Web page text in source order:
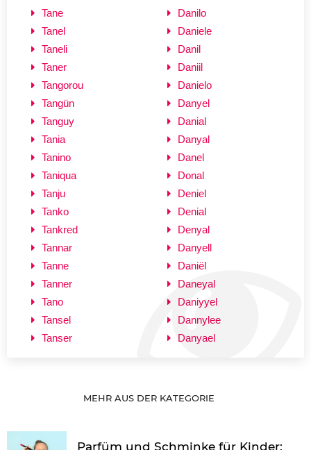
Tane
Tanel
Taneli
Taner
Tangorou
Tangün
Tanguy
Tania
Tanino
Taniqua
Tanju
Tanko
Tankred
Tannar
Tanne
Tanner
Tano
Tansel
Tanser
Danilo
Daniele
Danil
Daniil
Danielo
Danyel
Danial
Danyal
Danel
Donal
Deniel
Denial
Denyal
Danyell
Daniël
Daneyal
Daniyyel
Dannylee
Danyael
MEHR AUS DER KATEGORIE
Parfüm und Schminke für Kinder: